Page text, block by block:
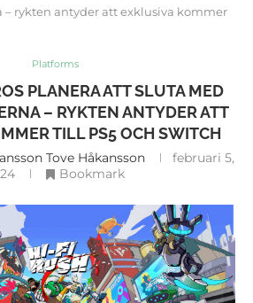
– rykten antyder att exklusiva kommer
Platforms
PLANERA ATT SLUTA MED
– RYKTEN ANTYDER ATT
TILL PS5 OCH SWITCH
Tove Håkansson
februari 5,
Bookmark